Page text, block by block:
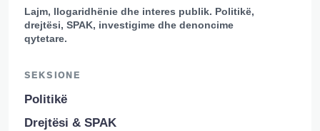
Lajm, llogaridhënie dhe interes publik. Politikë,
drejtësi, SPAK, investigime dhe denoncime
qytetare.
SEKSIONE
Politikë
Drejtësi & SPAK